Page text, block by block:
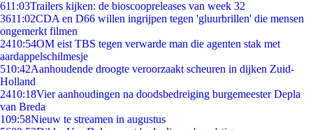
611:03Trailers kijken: de bioscoopreleases van week 32
3611:02CDA en D66 willen ingrijpen tegen 'gluurbrillen' die mensen
ongemerkt filmen
2410:54OM eist TBS tegen verwarde man die agenten stak met
aardappelschilmesje
510:42Aanhoudende droogte veroorzaakt scheuren in dijken Zuid-
Holland
2410:18Vier aanhoudingen na doodsbedreiging burgemeester Depla
van Breda
109:58Nieuw te streamen in augustus